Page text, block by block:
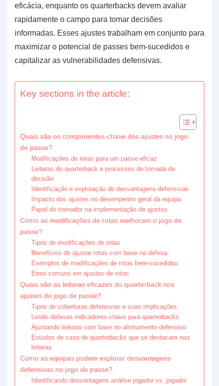
eficácia, enquanto os quarterbacks devem avaliar
rapidamente o campo para tomar decisões
informadas. Esses ajustes trabalham em conjunto para
maximizar o potencial de passes bem-sucedidos e
capitalizar as vulnerabilidades defensivas.
Key sections in the article:
Quais são os componentes-chave dos ajustes no jogo
de passe?
Modificações de rotas para um passe eficaz
Leituras do quarterback e processos de tomada de
decisão
Identificação e exploração de desvantagens defensivas
Impacto dos ajustes no desempenho geral da equipa
Papel do treinador na implementação de ajustes
Como as modificações de rotas melhoram o jogo de
passe?
Tipos de modificações de rotas
Benefícios de ajustar rotas com base na defesa
Exemplos de modificações de rotas bem-sucedidas
Erros comuns em ajustes de rotas
Quais são as leituras eficazes do quarterback nos
ajustes do jogo de passe?
Tipos de coberturas defensivas e suas implicações
Lendo defesas indicadores-chave para quarterbacks
Ajustando leituras com base no alinhamento defensivo
Estudos de caso de quarterbacks que se destacam nas
leituras
Como as equipas podem explorar desvantagens
defensivas no jogo de passe?
Identificando desvantagens análise jogador vs. jogador